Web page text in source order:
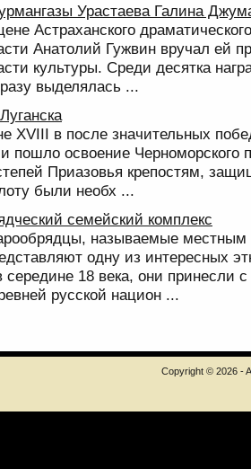
Урастаева Галина
Астраханского
Анатолий Гужвин вручал ей
культуры. Среди десятка
выделялась ...
ХVIII в после значительных
пошло освоение Черноморского
Приазовья крепостям,
были необх ...
семейский комплекс
называемые местным
одну из интересных
18 века, они принесли
русской национ ...
Copyright © 2026 -